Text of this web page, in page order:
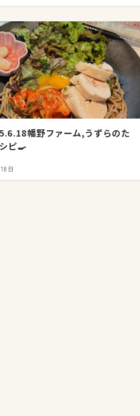
幡野ファーム,うずらのた
ピ🍳
日